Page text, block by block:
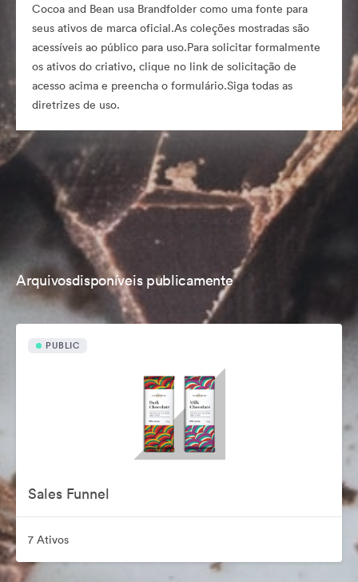
Cocoa and Bean usa Brandfolder como uma fonte para
seus ativos de marca oficial.As coleções mostradas são
acessíveis ao público para uso.Para solicitar formalmente
os ativos do criativo, clique no link de solicitação de
acesso acima e preencha o formulário.Siga todas as
diretrizes de uso.
Arquivosdisponíveis publicamente
PUBLIC
Sales Funnel
7 Ativos